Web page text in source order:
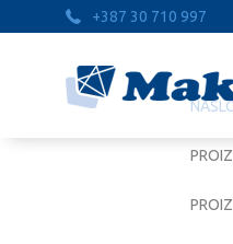
+387 30 710 997